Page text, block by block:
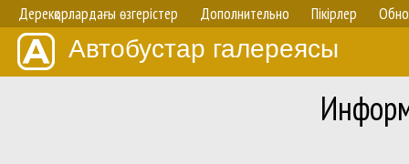
Дерекқорлардағы өзгерістер Дополнительно Пікірлер
Автобустар галереясы